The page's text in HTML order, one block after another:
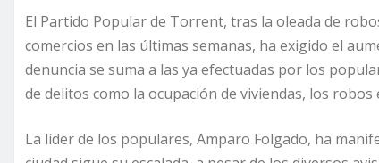
El Partido Popular de Torrent, tras la oleada de
comercios en las últimas semanas, ha exigido el
denuncia se suma a las ya efectuadas por los
de delitos como la ocupación de viviendas, los
La líder de los populares, Amparo Folgado, ha